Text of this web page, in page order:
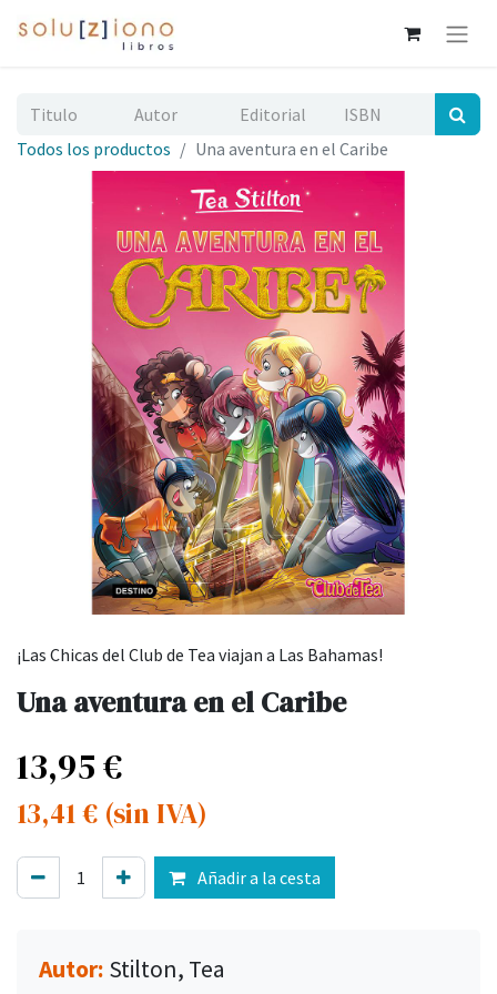
Todos los productos Una aventura en el Caribe
¡Las Chicas del Club de Tea viajan a Las Bahamas!
Una aventura en el Caribe
13,95€
13,41€ (sin IVA)
Añadir a la cesta
Autor: Stilton, Tea